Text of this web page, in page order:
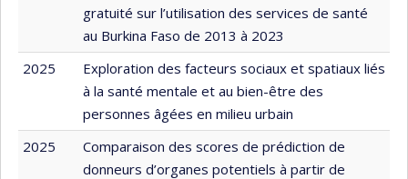
gratuité sur l’utilisation des services de santé
au Burkina Faso de 2013 à 2023
2025
Exploration des facteurs sociaux et spatiaux liés
à la santé mentale et au bien-être des
personnes âgées en milieu urbain
2025
Comparaison des scores de prédiction de
donneurs d’organes potentiels à partir de